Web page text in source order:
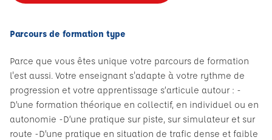
Parcours de formation type
Parce que vous êtes unique votre parcours de formation
l'est aussi. Votre enseignant s'adapte à votre rythme de
progression et votre apprentissage s’articule autour : -
D’une formation théorique en collectif, en individuel ou en
autonomie -D’une pratique sur piste, sur simulateur et sur
route -D’une pratique en situation de trafic dense et faible